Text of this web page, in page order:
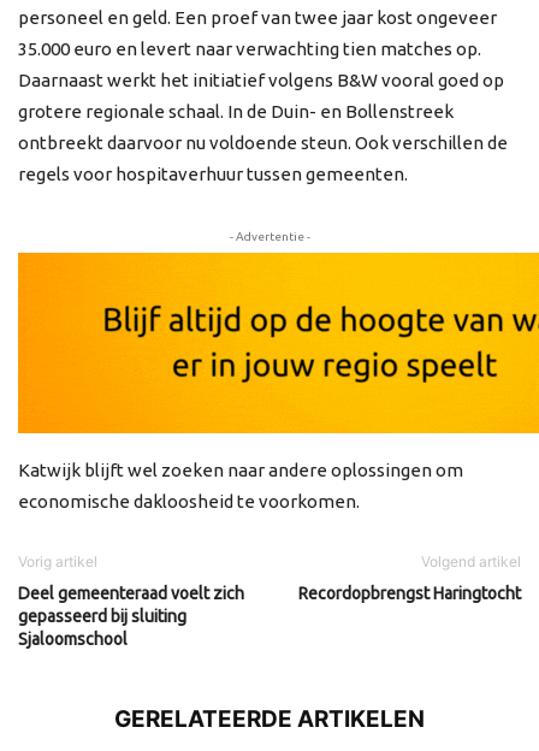
personeel en geld. Een proef van twee jaar kost ongeveer
35.000 euro en levert naar verwachting tien matches op.
Daarnaast werkt het initiatief volgens B&W vooral goed op
grotere regionale schaal. In de Duin- en Bollenstreek
ontbreekt daarvoor nu voldoende steun. Ook verschillen de
regels voor hospitaverhuur tussen gemeenten.
- Advertentie -
Katwijk blijft wel zoeken naar andere oplossingen om
economische dakloosheid te voorkomen.
Vorig artikel
Deel gemeenteraad voelt zich
gepasseerd bij sluiting
Sjaloomschool
Volgend artikel
Recordopbrengst Haringtocht
GERELATEERDE ARTIKELEN